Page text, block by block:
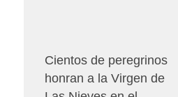
Cientos de peregrinos
honran a la Virgen de